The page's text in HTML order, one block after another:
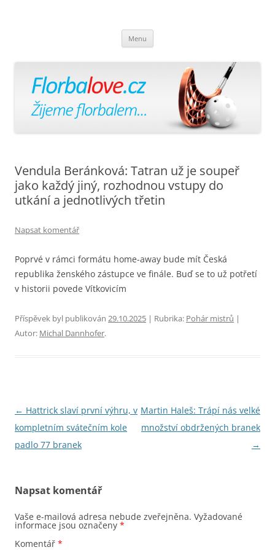
Menu
webu
Vendula Beránková: Tatran už je soupeř
jako každý jiný, rozhodnou vstupy do
utkání a jednotlivých třetin
Napsat komentář
Poprvé v rámci formátu home-away bude mít Česká
republika ženského zástupce ve finále. Buď se to už potřetí
v historii povede Vítkovicím
Příspěvek byl publikován 29.10.2025 | Rubrika: Pohár mistrů |
Autor: Michal Dannhofer.
Navigace
pro
příspěvky
← Hattrick slaví první výhru, v
kompletním svátečním kole
padlo 77 branek
Martin Haleš: Trápí nás velké
množství obdržených branek
→
Napsat komentář
Vaše e-mailová adresa nebude zveřejněna. Vyžadované
informace jsou označeny *
Komentář *